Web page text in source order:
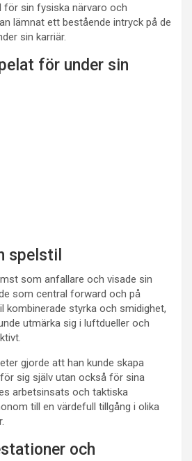
för sin fysiska närvaro och
lämnat ett bestående intryck på de
sin karriär.
för under sin
spelstil
som anfallare och visade sin
som central forward och på
kombinerade styrka och smidighet,
utmärka sig i luftdueller och
gjorde att han kunde skapa
sig själv utan också för sina
arbetsinsats och taktiska
till en värdefull tillgång i olika
och